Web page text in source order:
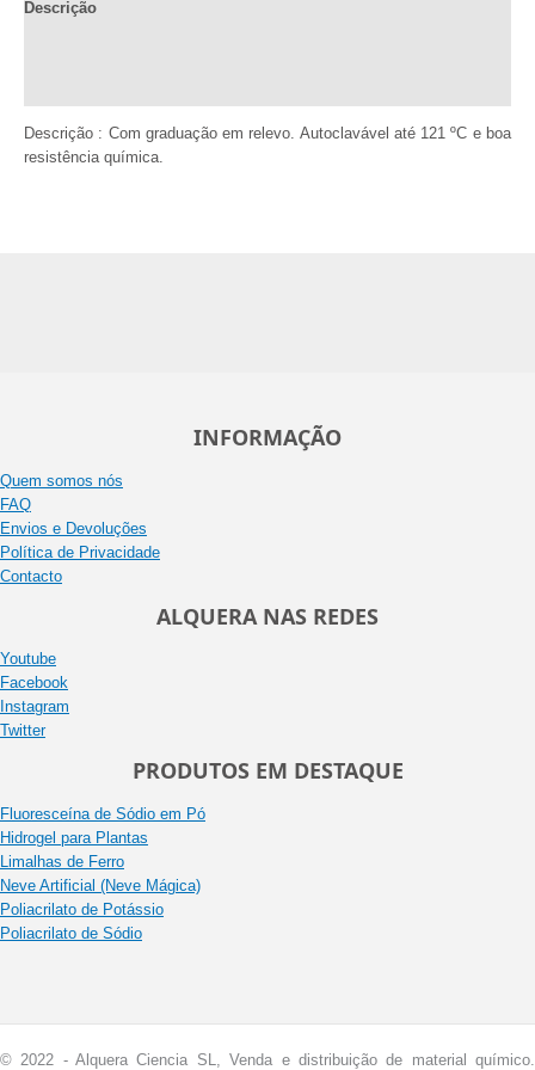
Descrição
Descrição : Com graduação em relevo. Autoclavável até 121 ºC e boa
resistência química.
INFORMAÇÃO
Quem somos nós
FAQ
Envios e Devoluções
Política de Privacidade
Contacto
ALQUERA NAS REDES
Youtube
Facebook
Instagram
Twitter
PRODUTOS EM DESTAQUE
Fluoresceína de Sódio em Pó
Hidrogel para Plantas
Limalhas de Ferro
Neve Artificial (Neve Mágica)
Poliacrilato de Potássio
Poliacrilato de Sódio
© 2022 - Alquera Ciencia SL, Venda e distribuição de material químico.